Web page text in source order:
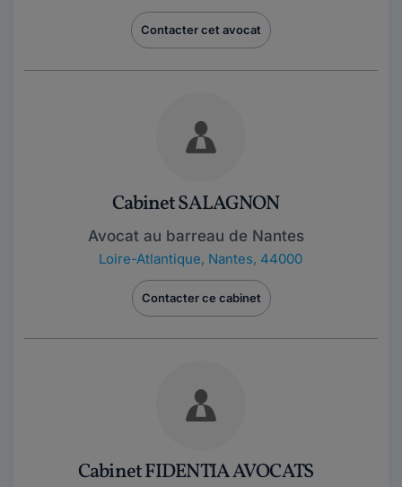
Contacter cet avocat
Cabinet SALAGNON
Avocat au barreau de Nantes
Loire-Atlantique, Nantes, 44000
Contacter ce cabinet
Cabinet FIDENTIA AVOCATS